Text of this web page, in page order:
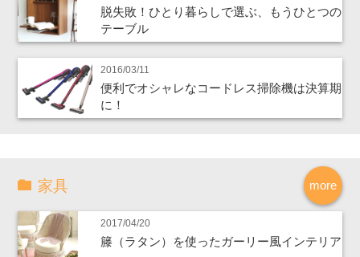
脱失敗！ひとり暮らしで選ぶ、もうひとつの
テーブル
2016/03/11
便利でオシャレなコードレス掃除機は決算期
に！
more
家具
2017/04/20
籐（ラタン）を使ったガーリー風インテリア